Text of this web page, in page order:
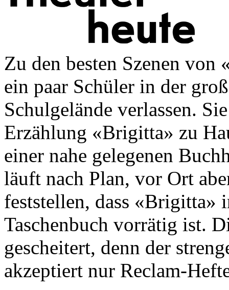
Zu den besten Szenen von
ein paar Schüler in der
Schulgelände verlassen.
Erzählung «Brigitta» zu
einer nahe gelegenen
läuft nach Plan, vor Ort
feststellen, dass «Brigitta»
Taschenbuch vorrätig ist.
gescheitert, denn der
akzeptiert nur Reclam-